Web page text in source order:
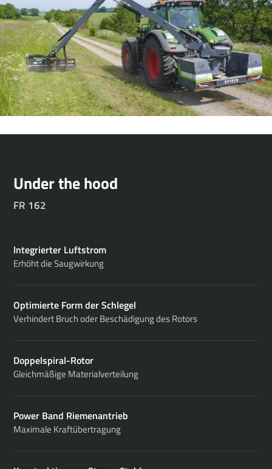
Under the hood
FR 162
Integrierter Luftstrom
Erhöht die Saugwirkung
Optimierte Form der Schlegel
Verhindert Bruch oder Beschädigung des Rotors
Doppelspiral-Rotor
Gleichmäßige Materialverteilung
Power Band Riemenantrieb
Maximale Kraftübertragung